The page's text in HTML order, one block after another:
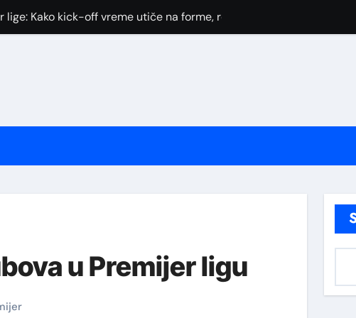
Kako kick-off vreme utiče na forme, rotacije i kvote
Kvote za Premier Ligu: Od Prvih Linija do Finalnih Pomeranja
povrede i curenja startnih postava — uticaj na kvote i
rotacije, povrede i raspored za pametne tipove i FPL odluke
Vodič: Kako Analiza Rasporeda i Rotacija Donosi Prave
u Premijer ligu